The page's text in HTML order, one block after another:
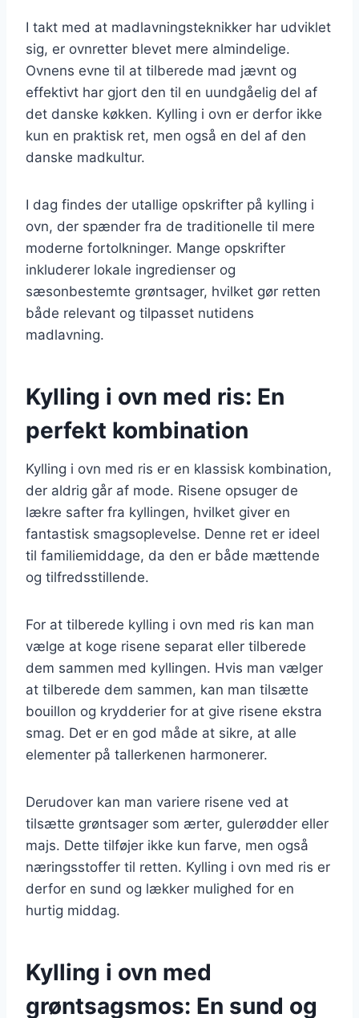
I takt med at madlavningsteknikker har udviklet
sig, er ovnretter blevet mere almindelige.
Ovnens evne til at tilberede mad jævnt og
effektivt har gjort den til en uundgåelig del af
det danske køkken. Kylling i ovn er derfor ikke
kun en praktisk ret, men også en del af den
danske madkultur.
I dag findes der utallige opskrifter på kylling i
ovn, der spænder fra de traditionelle til mere
moderne fortolkninger. Mange opskrifter
inkluderer lokale ingredienser og
sæsonbestemte grøntsager, hvilket gør retten
både relevant og tilpasset nutidens
madlavning.
Kylling i ovn med ris: En
perfekt kombination
Kylling i ovn med ris er en klassisk kombination,
der aldrig går af mode. Risene opsuger de
lækre safter fra kyllingen, hvilket giver en
fantastisk smagsoplevelse. Denne ret er ideel
til familiemiddage, da den er både mættende
og tilfredsstillende.
For at tilberede kylling i ovn med ris kan man
vælge at koge risene separat eller tilberede
dem sammen med kyllingen. Hvis man vælger
at tilberede dem sammen, kan man tilsætte
bouillon og krydderier for at give risene ekstra
smag. Det er en god måde at sikre, at alle
elementer på tallerkenen harmonerer.
Derudover kan man variere risene ved at
tilsætte grøntsager som ærter, gulerødder eller
majs. Dette tilføjer ikke kun farve, men også
næringsstoffer til retten. Kylling i ovn med ris er
derfor en sund og lækker mulighed for en
hurtig middag.
Kylling i ovn med
grøntsagsmos: En sund og